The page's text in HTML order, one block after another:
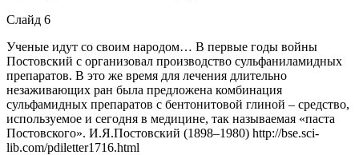
Слайд 6
Ученые идут со своим народом… В первые годы войны
Постовский с организовал производство сульфаниламидных
препаратов. В это же время для лечения длительно
незаживающих ран была предложена комбинация
сульфамидных препаратов с бентонитовой глиной – средство,
используемое и сегодня в медицине, так называемая «паста
Постовского». И.Я.Постовский (1898–1980) http://bse.sci-
lib.com/pdiletter1716.html